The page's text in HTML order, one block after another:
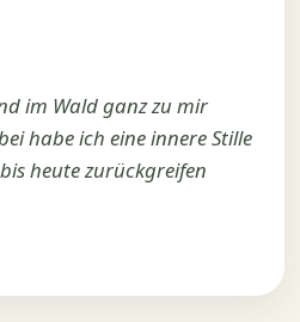
im Wald ganz zu mir
habe ich eine innere Stille
heute zurückgreifen